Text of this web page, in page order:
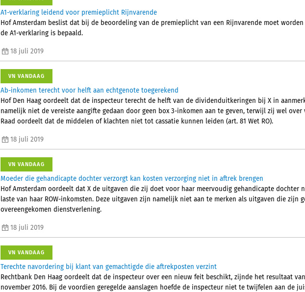
A1-verklaring leidend voor premieplicht Rijnvarende
Hof Amsterdam beslist dat bij de beoordeling van de premieplicht van een Rijnvarende moet
de A1-verklaring is bepaald.
18 juli 2019
VN VANDAAG
Ab-inkomen terecht voor helft aan echtgenote toegerekend
Hof Den Haag oordeelt dat de inspecteur terecht de helft van de dividenduitkeringen bij X in
namelijk niet de vereiste aangifte gedaan door geen box 3-inkomen aan te geven, terwijl zij wel over
Raad oordeelt dat de middelen of klachten niet tot cassatie kunnen leiden (art. 81 Wet RO).
18 juli 2019
VN VANDAAG
Moeder die gehandicapte dochter verzorgt kan kosten verzorging niet in aftrek brengen
Hof Amsterdam oordeelt dat X de uitgaven die zij doet voor haar meervoudig gehandicapte dochter
laste van haar ROW-inkomsten. Deze uitgaven zijn namelijk niet aan te merken als uitgaven die zijn
overeengekomen dienstverlening.
18 juli 2019
VN VANDAAG
Terechte navordering bij klant van gemachtigde die aftrekposten verzint
Rechtbank Den Haag oordeelt dat de inspecteur over een nieuw feit beschikt, zijnde het resultaat
november 2016. Bij de voordien geregelde aanslagen hoefde de inspecteur niet te twijfelen aan de